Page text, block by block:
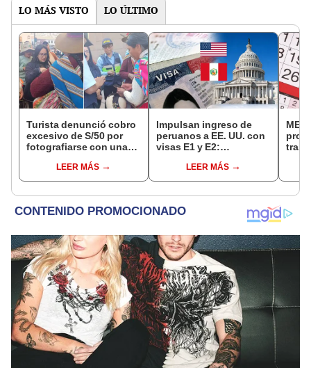
LO MÁS VISTO LO ÚLTIMO
Turista denunció cobro
excesivo de S/50 por
fotografiarse con una
serenazgo recuperó el
dinero
LEER MÁS
Impulsan ingreso de
peruanos a EE. UU. con
visas E1 y E2:
pymes serían los más
beneficiados
LEER MÁS
MEF